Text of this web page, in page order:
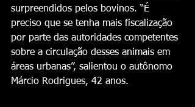
surpreendidos pelos bovinos. “É
preciso que se tenha mais fiscalização
por parte das autoridades competentes
sobre a circulação desses animais em
áreas urbanas”, salientou o autônomo
Márcio Rodrigues, 42 anos.